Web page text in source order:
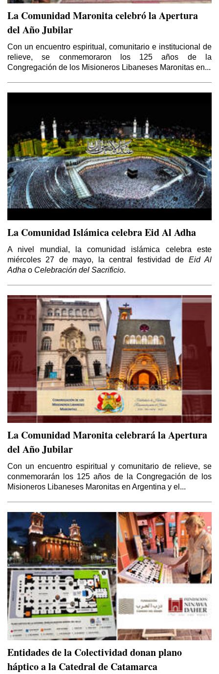
La Comunidad Maronita celebró la Apertura
del Año Jubilar
Con un encuentro espiritual, comunitario e institucional de
relieve, se conmemoraron los 125 años de la
Congregación de los Misioneros Libaneses Maronitas en...
La Comunidad Islámica celebra Eid Al Adha
A nivel mundial, la comunidad islámica celebra este
miércoles 27 de mayo, la central festividad de Eid Al
Adha o Celebración del Sacrificio.
La Comunidad Maronita celebrará la Apertura
del Año Jubilar
Con un encuentro espiritual y comunitario de relieve, se
conmemorarán los 125 años de la Congregación de los
Misioneros Libaneses Maronitas en Argentina y el...
Entidades de la Colectividad donan plano
háptico a la Catedral de Catamarca